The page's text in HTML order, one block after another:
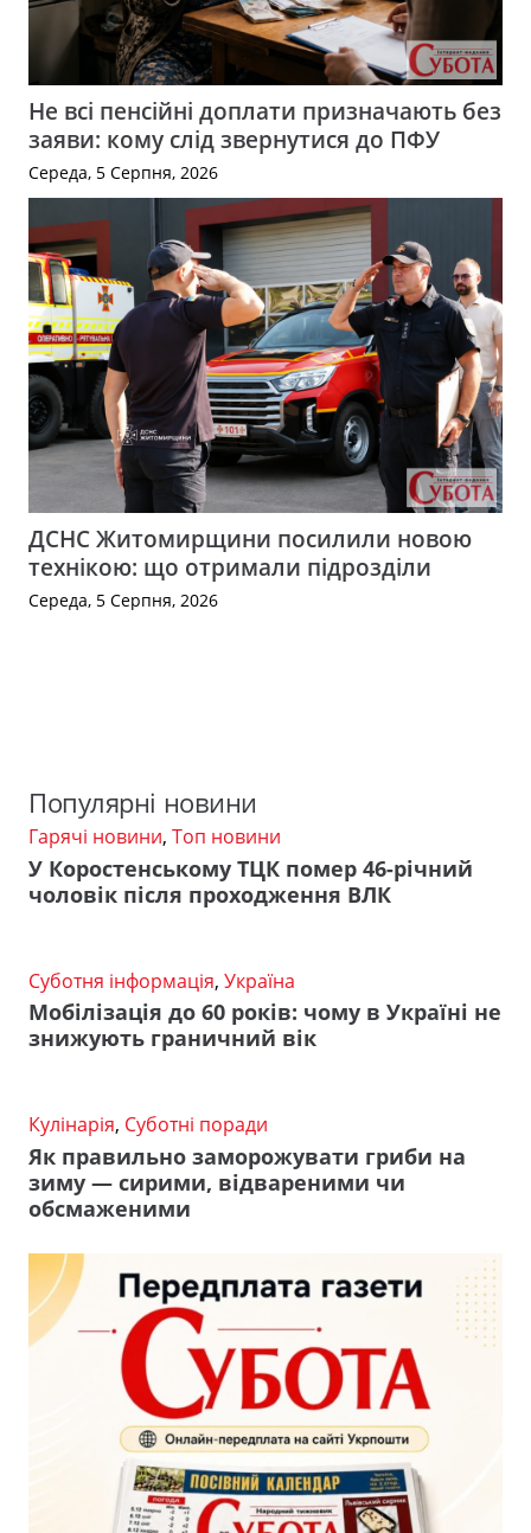
Не всі пенсійні доплати призначають без
заяви: кому слід звернутися до ПФУ
Середа, 5 Серпня, 2026
ДСНС Житомирщини посилили новою
технікою: що отримали підрозділи
Середа, 5 Серпня, 2026
Популярні новини
Гарячі новини, Топ новини
У Коростенському ТЦК помер 46-річний
чоловік після проходження ВЛК
Суботня інформація, Україна
Мобілізація до 60 років: чому в Україні не
знижують граничний вік
Кулінарія, Суботні поради
Як правильно заморожувати гриби на
зиму — сирими, відвареними чи
обсмаженими